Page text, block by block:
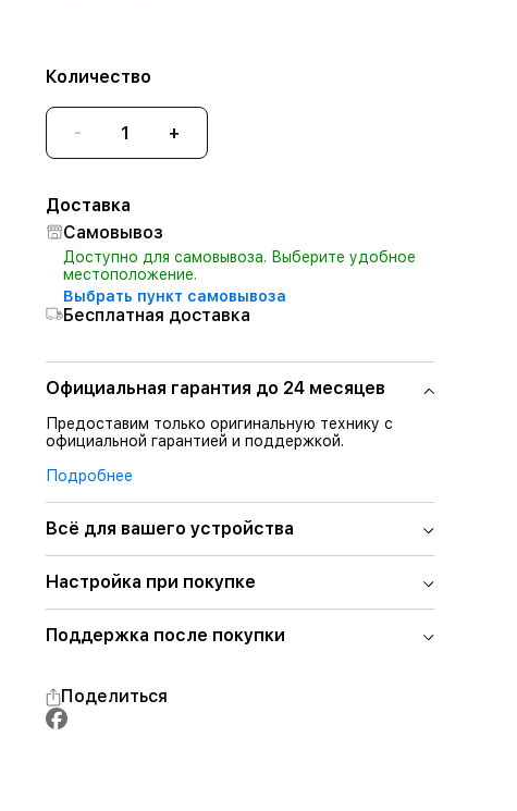
Количество
- +
Доставка
Самовывоз
Доступно для самовывоза. Выберите удобное
местоположение.
Выбрать пункт самовывоза
Бесплатная доставка
Официальная гарантия до 24 месяцев
Предоставим только оригинальную технику с
официальной гарантией и поддержкой.
Подробнее
Всё для вашего устройства
Настройка при покупке
Поддержка после покупки
Поделиться